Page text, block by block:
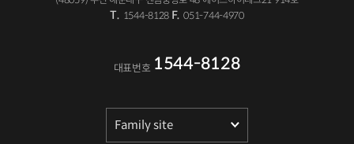
T. 1544-8128 F. 051-744-4970
대표번호 1544-8128